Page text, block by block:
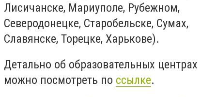
Лисичанске, Мариуполе, Рубежном,
Северодонецке, Старобельске, Сумах,
Славянске, Торецке, Харькове).
Детально об образовательных центрах
можно посмотреть по ссылке.